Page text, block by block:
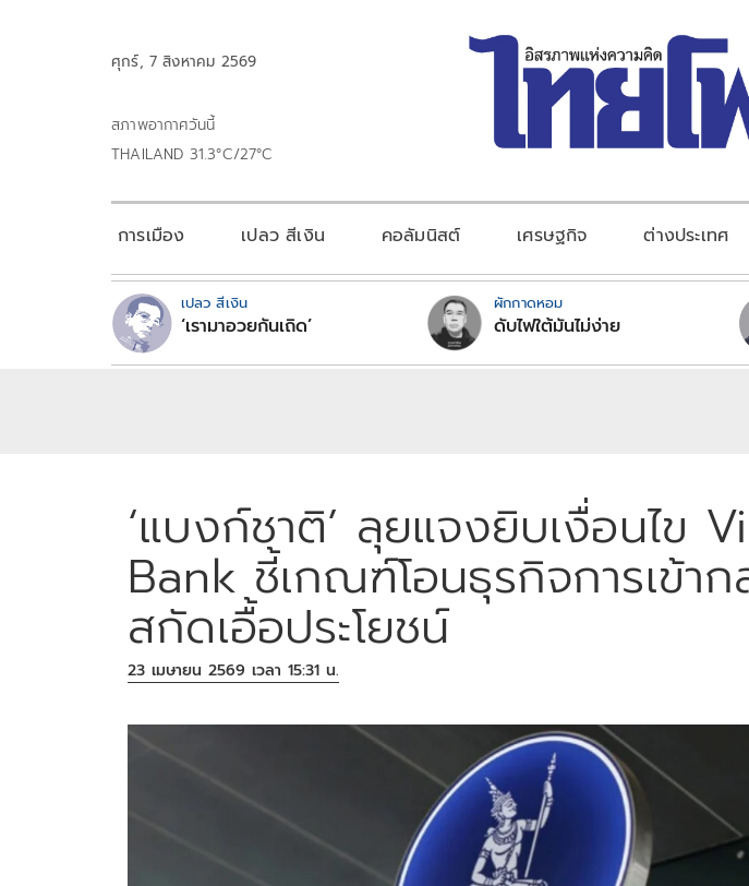
ศุกร์, 7 สิงหาคม 2569
สภาพอากาศวันนี้
THAILAND 31.3°C/27°C
การเมือง เปลว สีเงิน คอลัมนิสต์ เศรษฐกิจ ต่างประเทศ
เปลว สีเงิน
‘เรามาอวยกันเถิด’
ผักกาดหอม
ดับไฟใต้มันไม่ง่าย
‘แบงก์ชาติ’ ลุยแจงยิบเงื่อนไข
Bank ชี้เกณฑ์โอนธุรกิจการเข้า
สกัดเอื้อประโยชน์
23 เมษายน 2569 เวลา 15:31 น.